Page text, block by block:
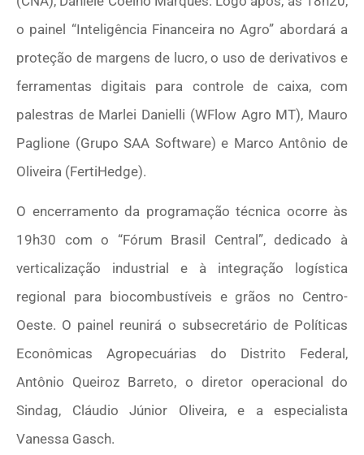
o painel “Inteligência Financeira no Agro” abordará a
proteção de margens de lucro, o uso de derivativos e
ferramentas digitais para controle de caixa, com
palestras de Marlei Danielli (WFlow Agro MT), Mauro
Paglione (Grupo SAA Software) e Marco Antônio de
Oliveira (FertiHedge).
O encerramento da programação técnica ocorre às
19h30 com o “Fórum Brasil Central”, dedicado à
verticalização industrial e à integração logística
regional para biocombustíveis e grãos no Centro-
Oeste. O painel reunirá o subsecretário de Políticas
Econômicas Agropecuárias do Distrito Federal,
Antônio Queiroz Barreto, o diretor operacional do
Sindag, Cláudio Júnior Oliveira, e a especialista
Vanessa Gasch.